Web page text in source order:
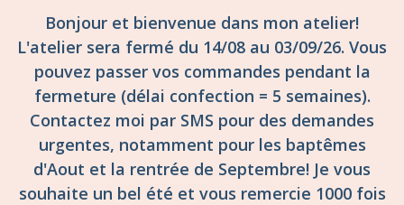
Bonjour et bienvenue dans mon atelier!
L'atelier sera fermé du 14/08 au 03/09/26. Vous
pouvez passer vos commandes pendant la
fermeture (délai confection = 5 semaines).
Contactez moi par SMS pour des demandes
urgentes, notamment pour les baptêmes
d'Aout et la rentrée de Septembre! Je vous
souhaite un bel été et vous remercie 1000 fois